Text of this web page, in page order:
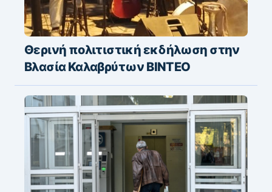
Θερινή πολιτιστική εκδήλωση στην
Βλασία Καλαβρύτων ΒΙΝΤΕΟ